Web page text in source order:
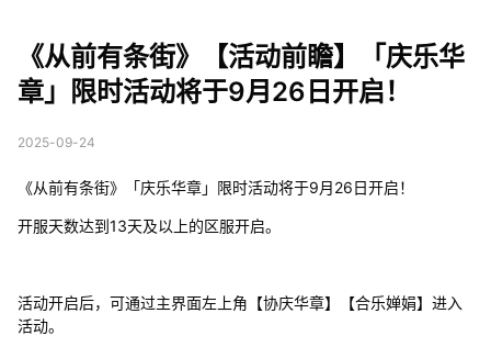
启！
《从前有条街》【活动前瞻】「庆乐华
章」限时活动将于9月26日开启！
2025-09-24
《从前有条街》「庆乐华章」限时活动将于9月26日开启！
开服天数达到13天及以上的区服开启。
活动开启后，可通过主界面左上角【协庆华章】【合乐婵娟】进入
活动。